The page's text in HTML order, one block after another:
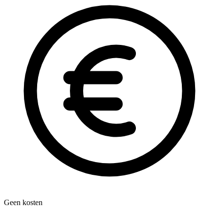
Geen kosten